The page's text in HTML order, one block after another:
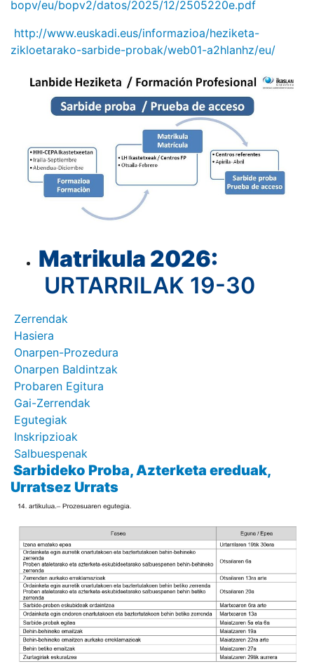
bopv/eu/bopv2/datos/2025/12/2505220e.pdf
http://www.euskadi.eus/informazioa/heziketa-
zikloetarako-sarbide-probak/web01-a2hlanhz/eu/
Matrikula 2026:
URTARRILAK 19-30
Zerrendak
Hasiera
Onarpen-Prozedura
Onarpen Baldintzak
Probaren Egitura
Gai-Zerrendak
Egutegiak
Inskripzioak
Salbuespenak
Sarbideko Proba, Azterketa ereduak,
Urratsez Urrats